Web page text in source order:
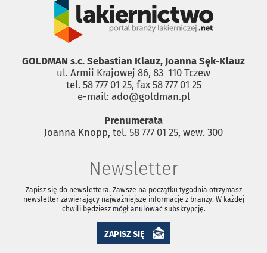
GOLDMAN s.c. Sebastian Klauz, Joanna Sęk-Klauz
ul. Armii Krajowej 86, 83 ­ 110 Tczew
tel. 58 777 01 25, fax 58 777 01 25
e-mail: ado@goldman.pl
Prenumerata
Joanna Knopp, tel. 58 777 01 25, wew. 300
Newsletter
Zapisz się do newslettera. Zawsze na początku tygodnia otrzymasz
newsletter zawierający najważniejsze informacje z branży. W każdej
chwili będziesz mógł anulować subskrypcję.
ZAPISZ SIĘ